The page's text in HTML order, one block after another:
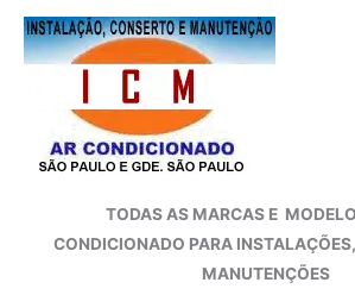
para
TODAS AS MARCAS E
CONDICIONADO PARA
MANUTENÇÕES